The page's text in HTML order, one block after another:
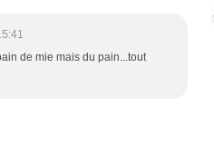
de mie mais du pain...tout